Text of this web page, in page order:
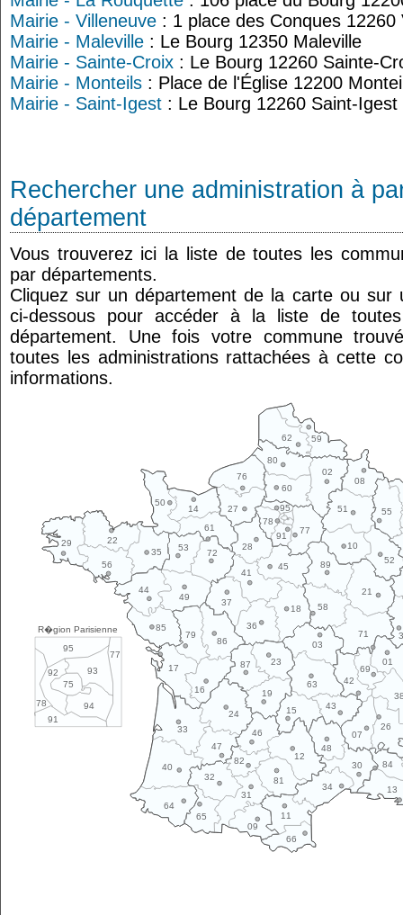
Mairie - Villeneuve : 1 place des Conques 12260
Mairie - Maleville : Le Bourg 12350 Maleville
Mairie - Sainte-Croix : Le Bourg 12260 Sainte-
Mairie - Monteils : Place de l'Église 12200
Mairie - Saint-Igest : Le Bourg 12260 Saint-Igest
Rechercher une administration à
département
Vous trouverez ici la liste de toutes les
par départements.
Cliquez sur un département de la carte ou sur
ci-dessous pour accéder à la liste de
département. Une fois votre commune
toutes les administrations rattachées à cette
informations.
R�gion Parisienne
77
78
91
95
93
75
94
92
10
11
12
13
14
15
16
17
18
19
21
22
23
24
26
27
28
29
30
31
32
33
34
35
36
37
40
41
42
43
44
45
46
47
48
49
50
51
52
53
55
56
58
59
60
61
62
63
64
65
66
69
01
02
03
07
08
09
71
72
76
77
78
79
80
81
82 84
85
86
87
89
91
95